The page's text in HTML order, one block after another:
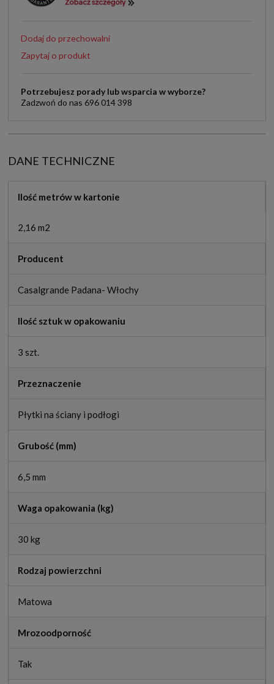
Dodaj do przechowalni
Zapytaj o produkt
Potrzebujesz porady lub wsparcia w wyborze?
Zadzwoń do nas 696 014 398
DANE TECHNICZNE
Ilość metrów w kartonie
2,16 m2
Producent
Casalgrande Padana- Włochy
Ilość sztuk w opakowaniu
3 szt.
Przeznaczenie
Płytki na ściany i podłogi
Grubość (mm)
6,5 mm
Waga opakowania (kg)
30 kg
Rodzaj powierzchni
Matowa
Mrozoodporność
Tak